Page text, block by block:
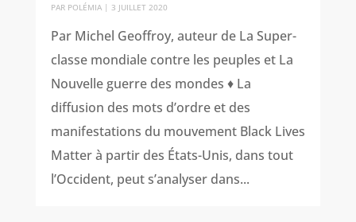
PAR POLÉMIA| 3 JUILLET 2020
Par Michel Geoffroy, auteur de La Super-
classe mondiale contre les peuples et La
Nouvelle guerre des mondes ♦ La
diffusion des mots d’ordre et des
manifestations du mouvement Black Lives
Matter à partir des États-Unis, dans tout
l’Occident, peut s’analyser dans...